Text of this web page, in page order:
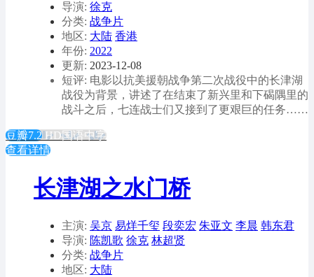
导演: 徐克
分类: 战争片
地区: 大陆 香港
年份: 2022
更新: 2023-12-08
短评: 电影以抗美援朝战争第二次战役中的长津湖
战役为背景，讲述了在结束了新兴里和下碣隅里的
战斗之后，七连战士们又接到了更艰巨的任务……
豆瓣7.2 HD国语中字
查看详情
长津湖之水门桥
主演: 吴京 易烊千玺 段奕宏 朱亚文 李晨 韩东君
导演: 陈凯歌 徐克 林超贤
分类: 战争片
地区: 大陆